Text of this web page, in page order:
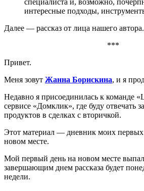
специалиста и, возможно,
интересные подходы,
Далее — рассказ от лица нашего автора.
***
Привет.
Меня зовут Жанна Борискина, и я
Недавно я присоединилась к команде
сервисе «Домклик», где буду отвечать
продуктов в сделках с вторичкой.
Этот материал — дневник моих
новом месте.
Мой первый день на новом месте
завершающим днем рассказа будет
недели.